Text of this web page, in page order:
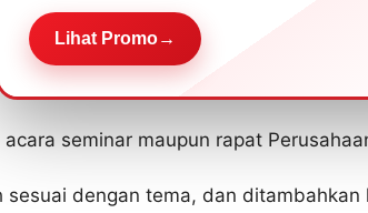
seminar maupun rapat
dengan tema, dan ditambahkan
Lihat Promo→